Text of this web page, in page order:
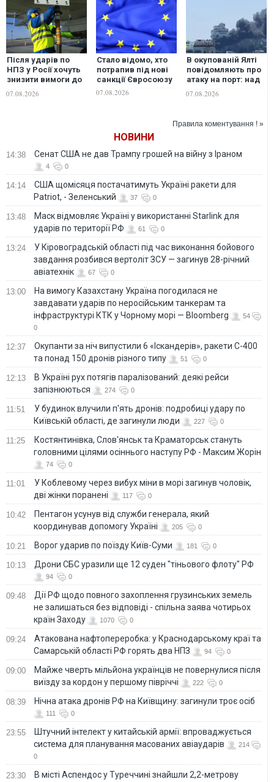
Після ударів по
НПЗ у Росії хочуть
знизити вимоги до
авіапального —
07.08.2026
Стало відомо, хто
потрапив під нові
санкції Євросоюзу
07.08.2026
В окупованій Ялті
повідомляють про
атаку на порт: над
чорного диму.
07.08.2026
Правила коментування ! »
НОВИНИ
14:38 Сенат США не дав Трампу грошей на війну з Іраном
4 0
14:14
США щомісяця постачатимуть Україні ракети для
Patriot, - Зеленський
37 0
13:48
Маск відмовляє Україні у використанні Starlink для
ударів по території РФ
61 0
13:24
У Кіровоградській області під час виконання бойового
завдання розбився вертоліт ЗСУ — загинув 28-річний
авіатехнік
67 0
13:00
На вимогу Казахстану Україна погодилася не
завдавати ударів по неросійським танкерам та
інфраструктурі КТК у Чорному морі — Bloomberg
54
0
12:37
Окупанти за ніч випустили 6 «Іскандерів», ракети С-400
та понад 150 дронів різного типу
51 0
12:13
В Україні рух потягів паралізований: деякі рейси
запізнюються
274 0
11:51
У будинок влучили п'ять дронів: подробиці удару по
Київській області, де загинули люди
227 0
11:25
Костянтинівка, Слов'янськ та Краматорськ стануть
головними цілями осіннього наступу РФ - Максим Жорін
74 0
11:01
У Коблевому через вибух міни в морі загинув чоловік,
дві жінки поранені
117 0
10:42
Пентагон усунув від служби генерала, який
координував допомогу Україні
205 0
10:21 Ворог ударив по поїзду Київ-Суми 181 0
10:13 Дрони СБС уразили ще 12 суден "тіньового флоту" РФ
94 0
09:48
Дії РФ щодо повного захоплення грузинських земель
не залишаться без відповіді - спільна заява чотирьох
країн Заходу
1070 0
09:24
Атакована нафтопереробка: у Краснодарському краї та
Самарській області РФ горять два НПЗ
94 0
09:00
Майже чверть мільйона українців не повернулися після
виїзду за кордон у першому півріччі
222 0
08:39 Нічна атака дронів РФ на Київщину: загинули троє осіб
111 0
23:55
Штучний інтелект у китайській армії: впроваджується
система для планування масованих авіаударів
214
0
23:30
В місті Аспендос у Туреччині знайшли 2,2-метрову